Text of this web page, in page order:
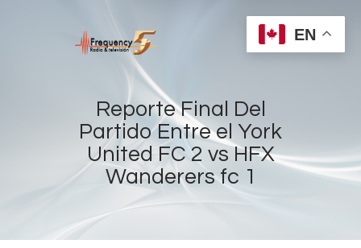
Reporte Final Del
Partido Entre el York
United FC 2 vs HFX
Wanderers fc 1
Home
Radios
Shows
EN